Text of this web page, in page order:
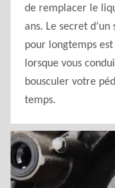
de remplacer le
ans. Le secret
pour longtemps est
lorsque vous
bousculer votre
temps.